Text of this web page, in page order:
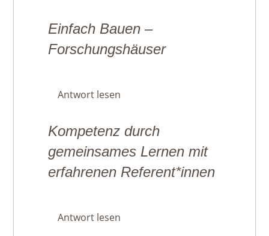
Einfach Bauen –
Forschungshäuser
Antwort lesen
Kompetenz durch
gemeinsames Lernen mit
erfahrenen Referent*innen
Antwort lesen